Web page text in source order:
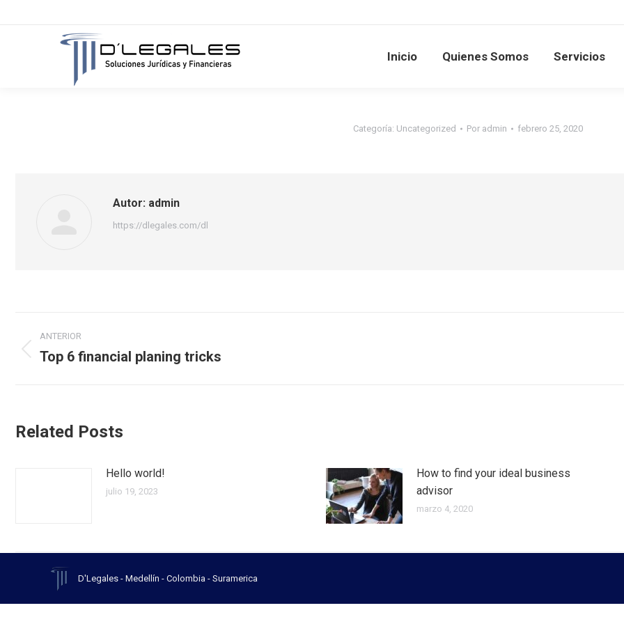
Inicio Quienes Somos Servicios
Categoría: Uncategorized Por admin febrero 25, 2020
Autor: admin
https://dlegales.com/dl
Navegación
entre
ANTERIOR
Publicación
Top 6 financial planing tricks
Related Posts
Hello world!
julio 19, 2023
How to find your ideal business
advisor
marzo 4, 2020
D'Legales - Medellín - Colombia - Suramerica